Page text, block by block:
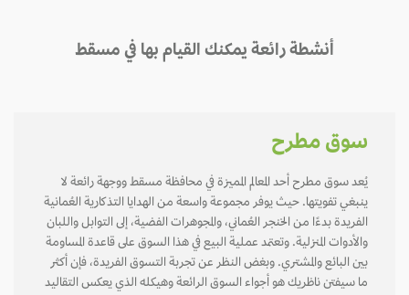
أنشطة رائعة يمكنك القيام بها في مسقط
سوق مطرح
يُعد سوق مطرح أحد المعالم المميزة في محافظة مسقط ووجهة رائعة لا
ينبغي تفويتها. حيث يوفر مجموعة واسعة من الهدايا التذكارية العُمانية
الفريدة بدءًا من الخنجر العُماني، والمجوهرات الفضية، إلى التوابل واللبان
والأدوات المنزلية. وتعتمد عملية البيع في هذا السوق على قاعدة المساومة
بين البائع والمشتري. وبغض النظر عن تجربة التسوق الفريدة، فإن أكثر
ما سيفتن ناظريك هو أجواء السوق الرائعة وهيكله الذي يعكس التقاليد